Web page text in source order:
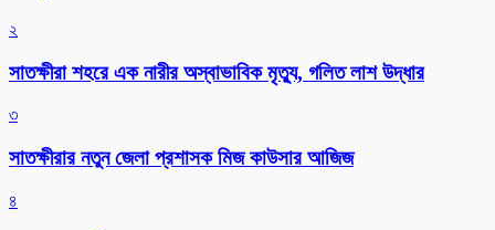
২
সাতক্ষীরা শহরে এক নারীর অস্বাভাবিক মৃত্যু, গলিত লাশ উদ্ধার
৩
সাতক্ষীরার নতুন জেলা প্রশাসক মিজ কাউসার আজিজ
৪